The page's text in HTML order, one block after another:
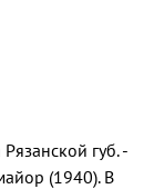
губ. -
(1940). В